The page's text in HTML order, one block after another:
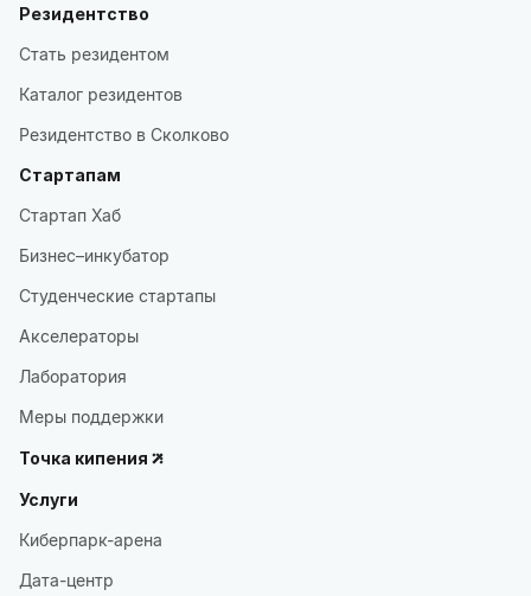
Резидентство
Стать резидентом
Каталог резидентов
Резидентство в Сколково
Стартапам
Стартап Хаб
Бизнес–инкубатор
Студенческие стартапы
Акселераторы
Лаборатория
Меры поддержки
Точка кипения
Услуги
Киберпарк-арена
Дата-центр